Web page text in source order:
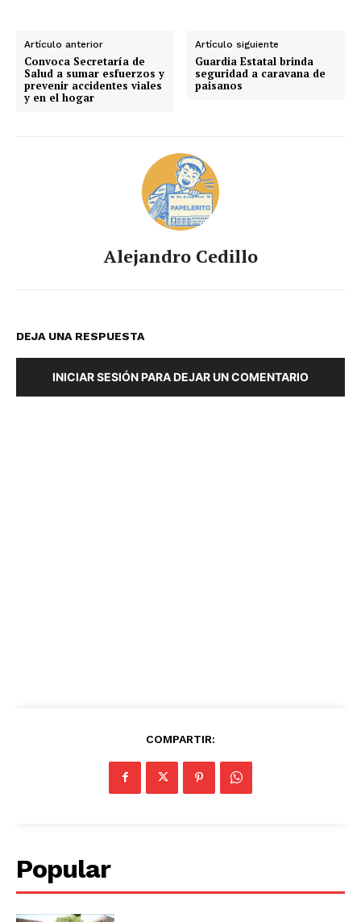
Artículo anterior
Convoca Secretaría de
Salud a sumar esfuerzos y
prevenir accidentes viales
y en el hogar
Artículo siguiente
Guardia Estatal brinda
seguridad a caravana de
paisanos
Alejandro Cedillo
DEJA UNA RESPUESTA
INICIAR SESIÓN PARA DEJAR UN COMENTARIO
COMPARTIR:
Popular